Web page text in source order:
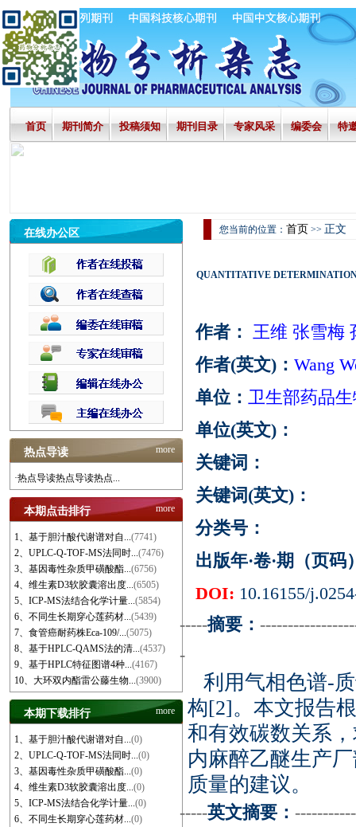
首页 期刊简介 投稿须知 期刊目录 专家风采 编委会 特
在线办公区
热点导读 more
·热点导读热点导读热点...
本期点击排行 more
1、基于胆汁酸代谢谱对自...(7741)
2、UPLC-Q-TOF-MS法同时...(7476)
3、基因毒性杂质甲磺酸酯...(6756)
4、维生素D3软胶囊溶出度...(6505)
5、ICP-MS法结合化学计量...(5854)
6、不同生长期穿心莲药材...(5439)
7、食管癌耐药株Eca-109/...(5075)
8、基于HPLC-QAMS法的清...(4537)
9、基于HPLC特征图谱4种...(4167)
10、大环双内酯雷公藤生物...(3900)
本期下载排行 more
1、基于胆汁酸代谢谱对自...(0)
2、UPLC-Q-TOF-MS法同时...(0)
3、基因毒性杂质甲磺酸酯...(0)
4、维生素D3软胶囊溶出度...(0)
5、ICP-MS法结合化学计量...(0)
6、不同生长期穿心莲药材...(0)
您当前的位置： 首页 >> 正文
QUANTITATIVE
作者： 王维 张雪梅
作者(英文)： Wang
单位： 卫生部药品
单位(英文)：
关键词：
关键词(英文)：
分类号：
出版年·卷·期（页码
DOI: 10.16155/
-----摘要：
-
利用气相色谱-
构[2]。本文报告
和有效碳数关系
内麻醉乙醚生产
质量的建议。
-----英文摘要：